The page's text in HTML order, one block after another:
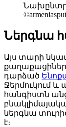
Ներգնա
Այս տարի
դարձած
Ջերմուկում և
հանգիստն
ներգնա
է։